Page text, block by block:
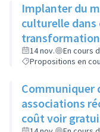
Implanter du
culturelle dans
secteur
14 nov.
En cours
Propositions en
Communiquer
associations
coût voir